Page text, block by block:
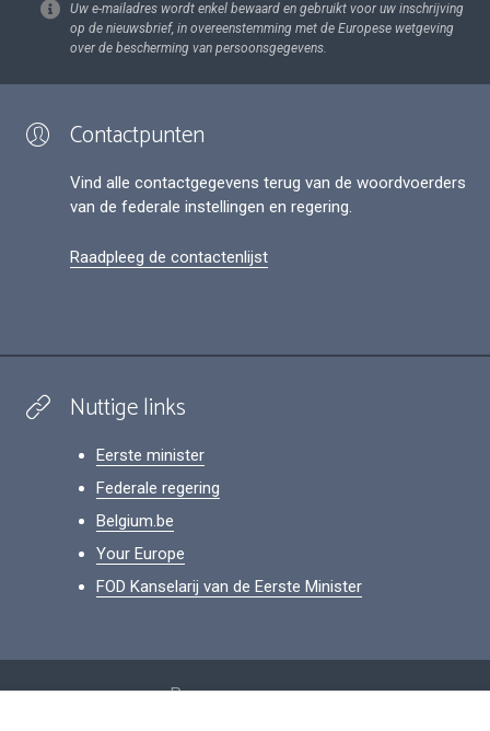
Uw e-mailadres wordt enkel bewaard en gebruikt voor uw inschrijving
op de nieuwsbrief, in overeenstemming met de Europese wetgeving
over de bescherming van persoonsgegevens.
Contactpunten
Vind alle contactgegevens terug van de woordvoerders
van de federale instellingen en regering.
Raadpleeg de contactenlijst
Nuttige links
Eerste minister
Federale regering
Belgium.be
Your Europe
FOD Kanselarij van de Eerste Minister
Persoonsgegevens